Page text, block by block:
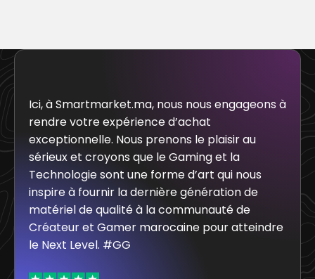
Ici, à Smartmarket.ma, nous nous engageons à
rendre votre expérience d’achat
exceptionnelle. Nous prenons le plaisir au
sérieux et croyons que le Gaming et la
Technologie sont une forme d’art qui nous
inspire à fournir la dernière génération de
matériel de qualité à la communauté de
Créateur et Gamer marocaine pour atteindre
le Next Level. #GG